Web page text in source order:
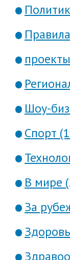
Шоу-
Спорт
В мире
За